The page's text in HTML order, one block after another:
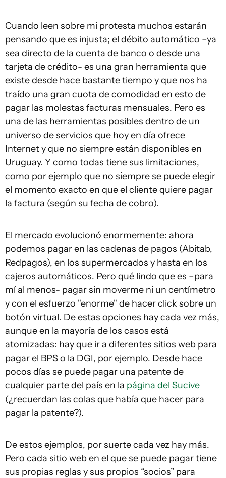
Cuando leen sobre mi protesta muchos estarán
pensando que es injusta; el débito automático –ya
sea directo de la cuenta de banco o desde una
tarjeta de crédito- es una gran herramienta que
existe desde hace bastante tiempo y que nos ha
traído una gran cuota de comodidad en esto de
pagar las molestas facturas mensuales. Pero es
una de las herramientas posibles dentro de un
universo de servicios que hoy en día ofrece
Internet y que no siempre están disponibles en
Uruguay. Y como todas tiene sus limitaciones,
como por ejemplo que no siempre se puede elegir
el momento exacto en que el cliente quiere pagar
la factura (según su fecha de cobro).
El mercado evolucionó enormemente: ahora
podemos pagar en las cadenas de pagos (Abitab,
Redpagos), en los supermercados y hasta en los
cajeros automáticos. Pero qué lindo que es –para
mí al menos- pagar sin moverme ni un centímetro
y con el esfuerzo "enorme" de hacer click sobre un
botón virtual. De estas opciones hay cada vez más,
aunque en la mayoría de los casos está
atomizadas: hay que ir a diferentes sitios web para
pagar el BPS o la DGI, por ejemplo. Desde hace
pocos días se puede pagar una patente de
cualquier parte del país en la página del Sucive
(¿recuerdan las colas que había que hacer para
pagar la patente?).
De estos ejemplos, por suerte cada vez hay más.
Pero cada sitio web en el que se puede pagar tiene
sus propias reglas y sus propios “socios” para